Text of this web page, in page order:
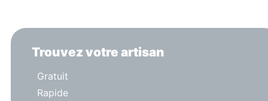
Trouvez votre artisan
Gratuit
Rapide